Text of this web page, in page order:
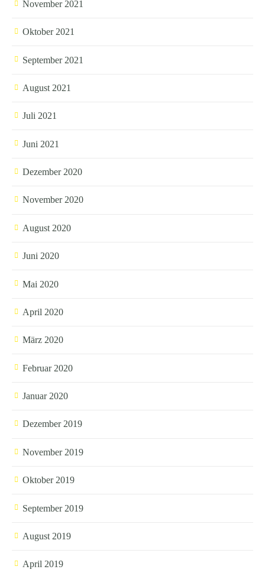
November 2021
Oktober 2021
September 2021
August 2021
Juli 2021
Juni 2021
Dezember 2020
November 2020
August 2020
Juni 2020
Mai 2020
April 2020
März 2020
Februar 2020
Januar 2020
Dezember 2019
November 2019
Oktober 2019
September 2019
August 2019
April 2019